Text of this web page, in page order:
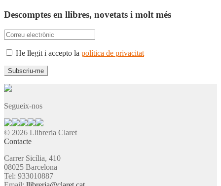
Descomptes en llibres, novetats i molt més
He llegit i accepto la política de privacitat
Segueix-nos
© 2026 Llibreria Claret
Contacte
Carrer Sicília, 410
08025 Barcelona
Tel: 933010887